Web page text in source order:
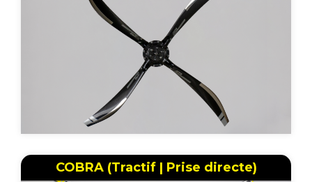
COBRA (Tractif | Prise directe)